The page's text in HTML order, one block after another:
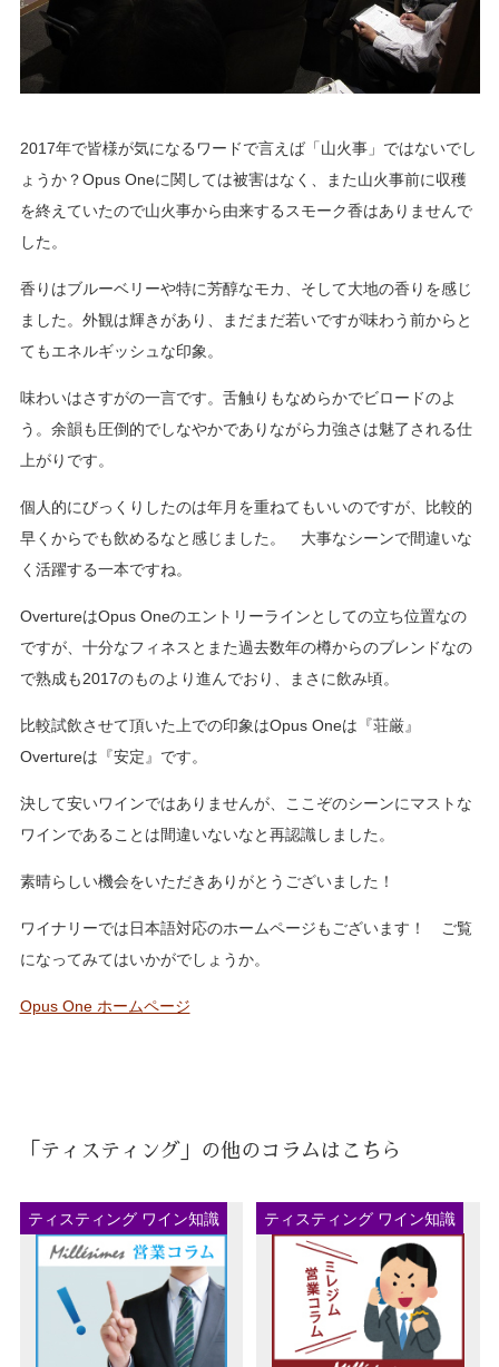
2017年で皆様が気になるワードで言えば「山火事」ではないでし
ょうか？Opus Oneに関しては被害はなく、また山火事前に収穫
を終えていたので山火事から由来するスモーク香はありませんで
した。
香りはブルーベリーや特に芳醇なモカ、そして大地の香りを感じ
ました。外観は輝きがあり、まだまだ若いですが味わう前からと
てもエネルギッシュな印象。
味わいはさすがの一言です。舌触りもなめらかでビロードのよ
う。余韻も圧倒的でしなやかでありながら力強さは魅了される仕
上がりです。
個人的にびっくりしたのは年月を重ねてもいいのですが、比較的
早くからでも飲めるなと感じました。 大事なシーンで間違いな
く活躍する一本ですね。
OvertureはOpus Oneのエントリーラインとしての立ち位置なの
ですが、十分なフィネスとまた過去数年の樽からのブレンドなの
で熟成も2017のものより進んでおり、まさに飲み頃。
比較試飲させて頂いた上での印象はOpus Oneは『荘厳』
Overtureは『安定』です。
決して安いワインではありませんが、ここぞのシーンにマストな
ワインであることは間違いないなと再認識しました。
素晴らしい機会をいただきありがとうございました！
ワイナリーでは日本語対応のホームページもございます！ ご覧
になってみてはいかがでしょうか。
Opus One ホームページ
「ティスティング」の他のコラムはこちら
ティスティング ワイン知識 ティスティング ワイン知識